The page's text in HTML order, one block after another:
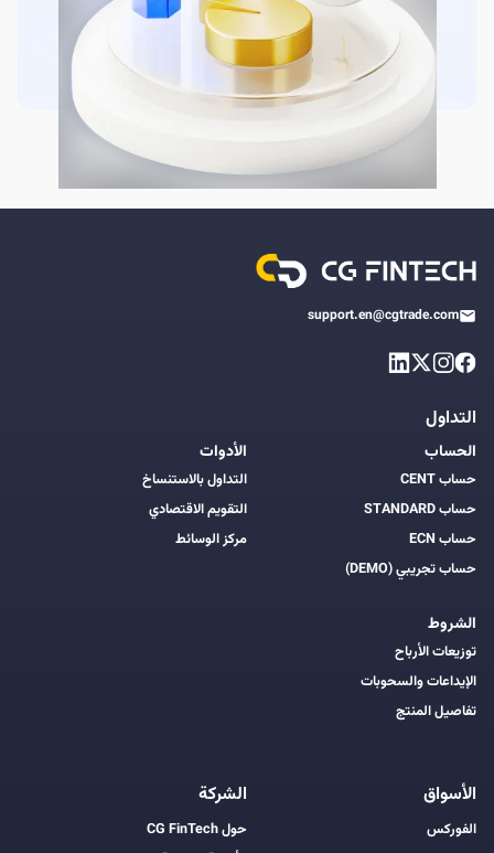
support.en@cgtrade.com
التداول
الحساب
حساب CENT
حساب STANDARD
حساب ECN
حساب تجريبي (DEMO)
الشروط
توزيعات الأرباح
الإيداعات والسحوبات
تفاصيل المنتج
الأدوات
التداول بالاستنساخ
التقويم الاقتصادي
مركز الوسائط
الأسواق
الفوركس
الشركة
حول CG FinTech